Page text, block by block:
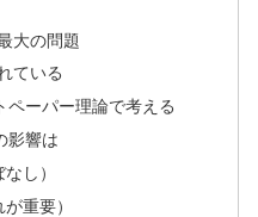
大の問題
ている
ーパー理論で考える
影響は
し）
重要）